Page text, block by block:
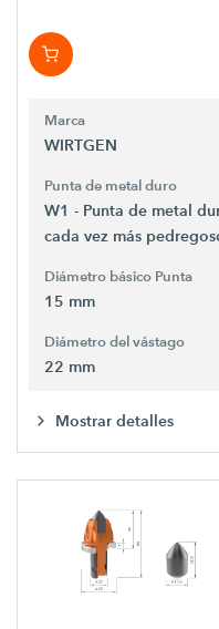
Marca
WIRTGEN
Punta de metal duro
W1 - Punta de metal
cada vez más
Diámetro básico Punta
15 mm
Diámetro del vástago
22 mm
Mostrar detalles